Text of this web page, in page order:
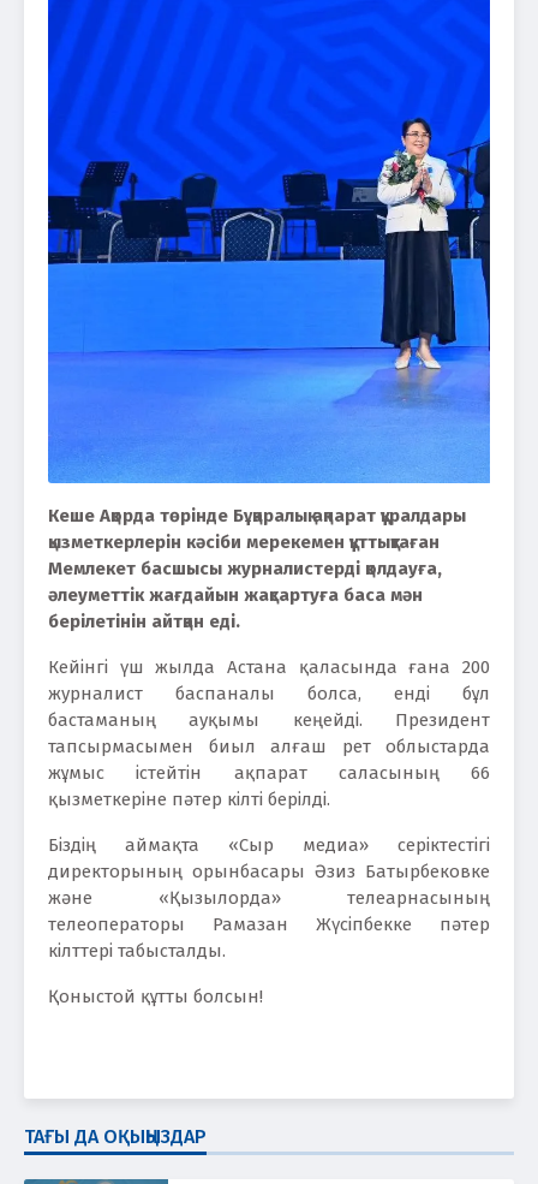
Кеше Ақорда төрінде Бұқаралық ақпарат құралдары
қызметкерлерін кәсіби мерекемен құттықтаған
Мемлекет басшысы журналистерді қолдауға,
әлеуметтік жағдайын жақсартуға баса мән
берілетінін айтқан еді.
Кейінгі үш жылда Астана қаласында ғана 200
журналист баспаналы болса, енді бұл
бастаманың ауқымы кеңейді. Президент
тапсырмасымен биыл алғаш рет облыстарда
жұмыс істейтін ақпарат саласының 66
қызметкеріне пәтер кілті берілді.
Біздің аймақта «Сыр медиа» серіктестігі
директорының орынбасары Әзиз Батырбековке
және «Қызылорда» телеарнасының
телеоператоры Рамазан Жүсіпбекке пәтер
кілттері табысталды.
Қоныстой құтты болсын!
ТАҒЫ ДА ОҚЫҢЫЗДАР